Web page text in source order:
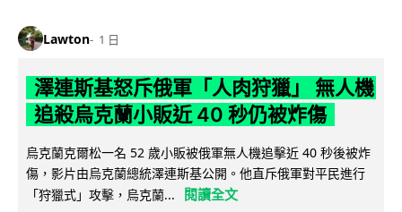
Lawton 1 日
澤連斯基怒斥俄軍「人肉狩獵」 無人機
追殺烏克蘭小販近 40 秒仍被炸傷
烏克蘭克爾松一名 52 歲小販被俄軍無人機追擊近 40 秒後被炸
傷，影片由烏克蘭總統澤連斯基公開。他直斥俄軍對平民進行
「狩獵式」攻擊，烏克蘭...
閱讀全文